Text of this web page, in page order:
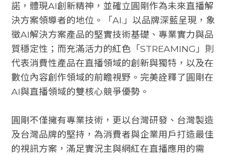
諾，體現AI創新精神，並確立圓剛作為未來直播解
決方案領導者的地位。「AI.」以品牌深藍呈現，象
徵AI解決方案產品的堅實技術基礎、專業實力與品
質穩定性；而充滿活力的紅色「STREAMING」則
代表消費性產品在直播領域的創新與獨特，以及在
數位內容創作領域的前瞻視野。完美詮釋了圓剛在
AI與直播領域的雙核心競爭優勢。
圓剛不僅擁有專業技術，更以台灣研發、台灣製造
及台灣品牌的堅持，為消費者與企業用戶打造最佳
的視訊方案，滿足實況主與網紅在直播應用的需